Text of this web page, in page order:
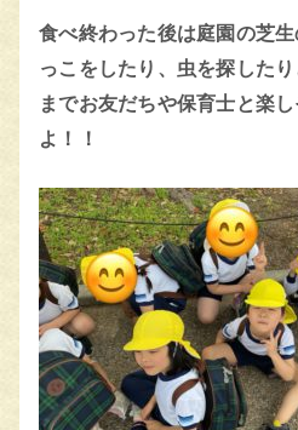
食べ終わった後は庭園の芝
っこをしたり、虫を探した
までお友だちや保育士と楽
よ！！